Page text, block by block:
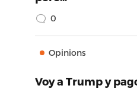
0
Opinions
Voy a Trump y